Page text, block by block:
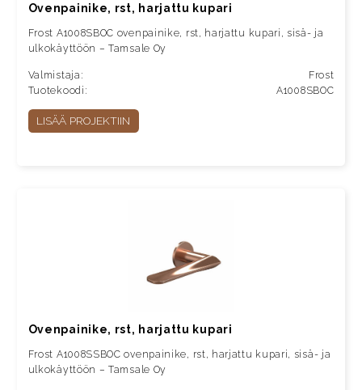
Ovenpainike, rst, harjattu kupari
Frost A1008SBOC ovenpainike, rst, harjattu kupari, sisä- ja
ulkokäyttöön – Tamsale Oy
Valmistaja:
Frost
Tuotekoodi:
A1008SBOC
LISÄÄ PROJEKTIIN
Ovenpainike, rst, harjattu kupari
Frost A1008SSBOC ovenpainike, rst, harjattu kupari, sisä- ja
ulkokäyttöön – Tamsale Oy